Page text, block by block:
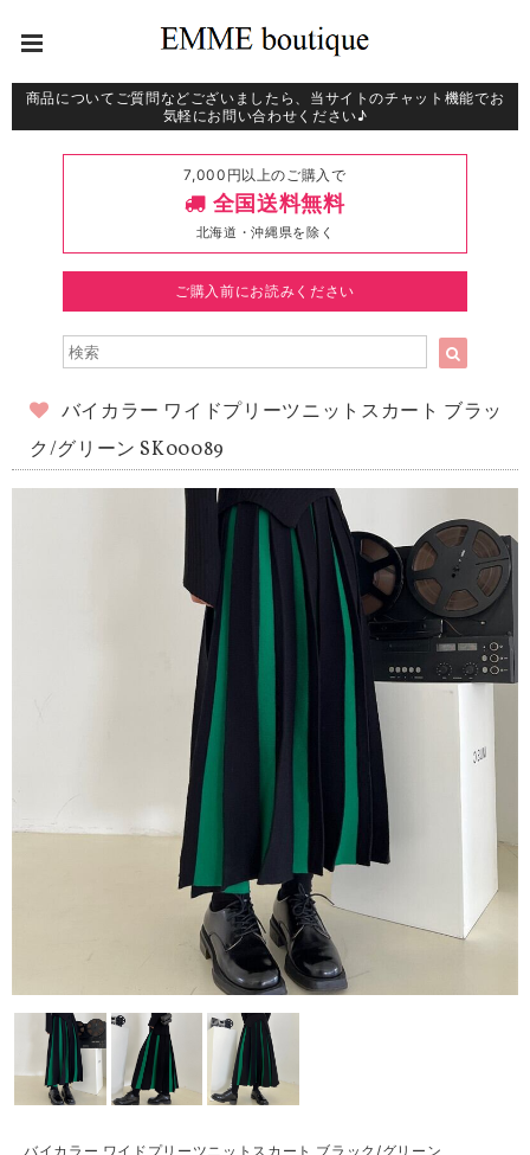
商品についてご質問などございましたら、当サイトのチャット機能でお
気軽にお問い合わせください♪
7,000円以上のご購入で
全国送料無料
北海道・沖縄県を除く
ご購入前にお読みください
バイカラー ワイドプリーツニットスカート ブラッ
ク/グリーン SK00089
バイカラー ワイドプリーツニットスカート ブラック/グリーン